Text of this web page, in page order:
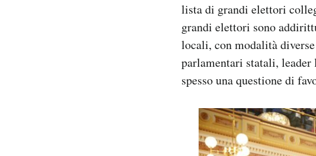
lista di grandi elettori
grandi elettori sono
locali, con modalità
parlamentari statali,
spesso una questione di